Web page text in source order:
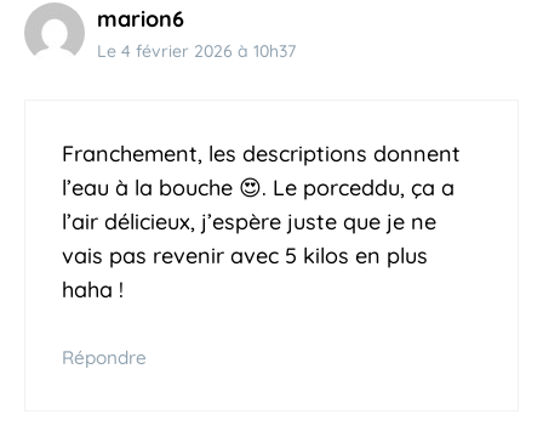
marion6
Le 4 février 2026 à 10h37
Franchement, les descriptions donnent
l’eau à la bouche 😍. Le porceddu, ça a
l’air délicieux, j’espère juste que je ne
vais pas revenir avec 5 kilos en plus
haha !
Répondre